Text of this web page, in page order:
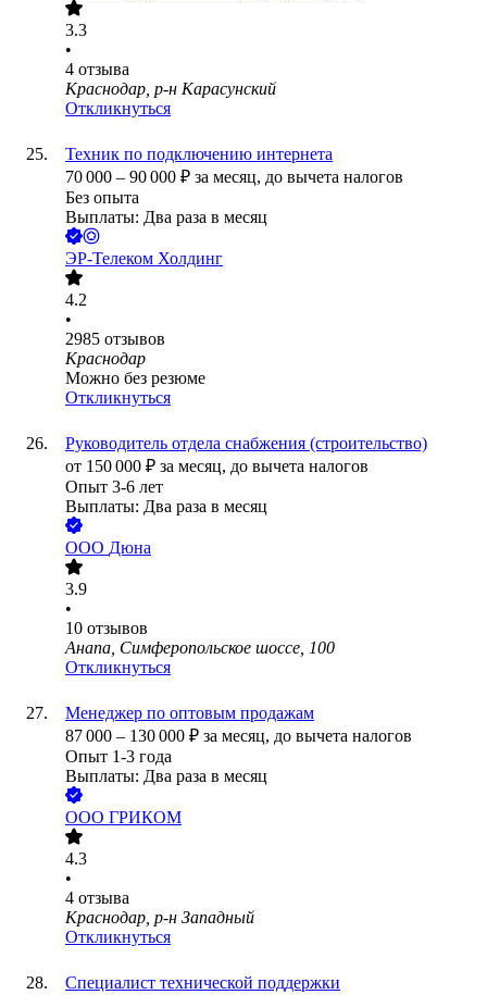
3.3
•
4 отзыва
Краснодар, р-н Карасунский
Откликнуться
Техник по подключению интернета
70 000 – 90 000 ₽ за месяц, до вычета налогов
Без опыта
Выплаты: Два раза в месяц
ЭР-Телеком Холдинг
4.2
•
2985 отзывов
Краснодар
Можно без резюме
Откликнуться
Руководитель отдела снабжения (строительство)
от 150 000 ₽ за месяц, до вычета налогов
Опыт 3-6 лет
Выплаты: Два раза в месяц
ООО Дюна
3.9
•
10 отзывов
Анапа, Симферопольское шоссе, 100
Откликнуться
Менеджер по оптовым продажам
87 000 – 130 000 ₽ за месяц, до вычета налогов
Опыт 1-3 года
Выплаты: Два раза в месяц
ООО ГРИКОМ
4.3
•
4 отзыва
Краснодар, р-н Западный
Откликнуться
Специалист технической поддержки